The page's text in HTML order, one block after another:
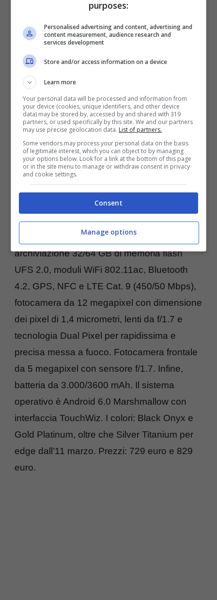
display è un Super AMOLED da 5,1 pollici a
risoluzione Quad HD (2560×1440 pixel, 577
ppi) creato con un processo chiamato 3D
Thermoforming per emulare la forma di una
goccia d’acqua per S7 e da 5,5 pollici con
risoluzione Quad HD (2560×1440 pixel, 534
ppi) per S7 Edge. È un po’ più spesso di S7,
ma c’è una motivazione valida visto che c’è
lo slot microSD con ampliamento fino a
200GB e la certificazione IP68 per resistere
sott’acqua fino a un metro per 30 minuti.
La scheda prosegue con un processore octa
core Exynos 8890 a 2,3 GHz con 4 GB di
RAM LPDDR4 a 1.800 MHz, spazio di
archiviazione 32/64 GB di memoria flash
UFS 2.0, moduli WiFi 802.11ac, Bluetooth
4.2, GPS, NFC e LTE Cat. 9 (450/50 Mbps),
fotocamera da 12 megapixel con dimensione
dei pixel di 1,4 micrometri, lenti da f/1.7 e
tecnologia Dual Pixel per rapidissima e
precisa messa a fuoco. Fotocamera frontale
da 5 megapixel con sensore f/1.7. Infine,
batteria da 3.000/3600 mAh. Il sistema
operativo è Android 6.0 Marshmallow con
interfaccia TouchWiz. I colori: Black Onyx e
Gold Platinum, oltre che Silver Titanium per
edge dall’11 marzo. Prezzi: 729 euro e 829
euro.
purposes:
Personalised advertising and content, advertising and
content measurement, audience research and
services development
Store and/or access information on a device
Learn more
Your personal data will be processed and information from
your device (cookies, unique identifiers, and other device
data) may be stored by, accessed by and shared with 319
partners, or used specifically by this site. We and our partners
may use precise geolocation data. List of partners.
Some vendors may process your personal data on the basis
of legitimate interest, which you can object to by managing
your options below. Look for a link at the bottom of this page
or in the site menu to manage or withdraw consent in privacy
and cookie settings.
Consent
Manage options